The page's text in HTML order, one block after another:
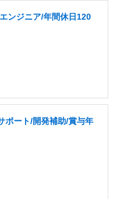
ンジニア/年間休日120
ポート/開発補助/賞与年